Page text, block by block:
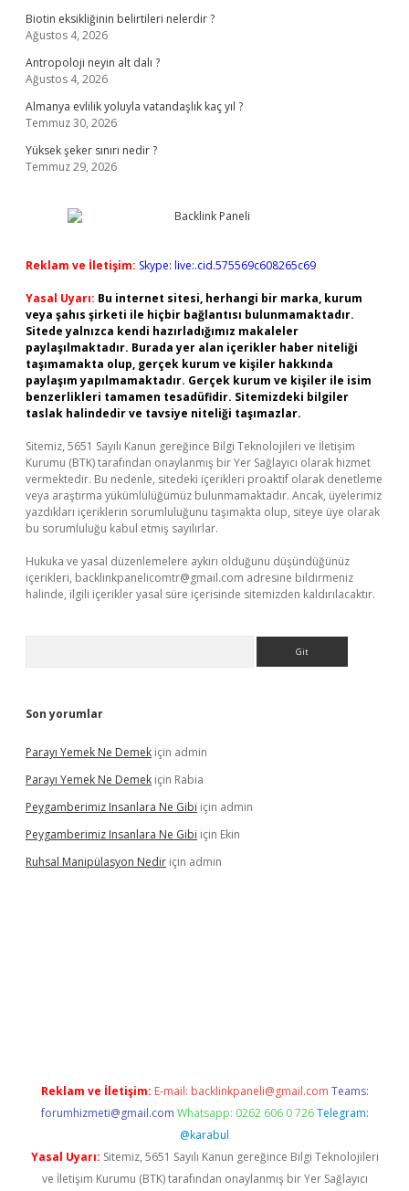
Biotin eksikliğinin belirtileri nelerdir ?
Ağustos 4, 2026
Antropoloji neyin alt dalı ?
Ağustos 4, 2026
Almanya evlilik yoluyla vatandaşlık kaç yıl ?
Temmuz 30, 2026
Yüksek şeker sınırı nedir ?
Temmuz 29, 2026
Reklam ve İletişim: Skype: live:.cid.575569c608265c69
Yasal Uyarı: Bu internet sitesi, herhangi bir marka, kurum
veya şahıs şirketi ile hiçbir bağlantısı bulunmamaktadır.
Sitede yalnızca kendi hazırladığımız makaleler
paylaşılmaktadır. Burada yer alan içerikler haber niteliği
taşımamakta olup, gerçek kurum ve kişiler hakkında
paylaşım yapılmamaktadır. Gerçek kurum ve kişiler ile isim
benzerlikleri tamamen tesadüfidir. Sitemizdeki bilgiler
taslak halindedir ve tavsiye niteliği taşımazlar.
Sitemiz, 5651 Sayılı Kanun gereğince Bilgi Teknolojileri ve İletişim
Kurumu (BTK) tarafından onaylanmış bir Yer Sağlayıcı olarak hizmet
vermektedir. Bu nedenle, sitedeki içerikleri proaktif olarak denetleme
veya araştırma yükümlülüğümüz bulunmamaktadır. Ancak, üyelerimiz
yazdıkları içeriklerin sorumluluğunu taşımakta olup, siteye üye olarak
bu sorumluluğu kabul etmiş sayılırlar.
Hukuka ve yasal düzenlemelere aykırı olduğunu düşündüğünüz
içerikleri, backlinkpanelicomtr@gmail.com adresine bildirmeniz
halinde, ilgili içerikler yasal süre içerisinde sitemizden kaldırılacaktır.
Son yorumlar
Parayı Yemek Ne Demek için admin
Parayı Yemek Ne Demek için Rabia
Peygamberimiz Insanlara Ne Gibi için admin
Peygamberimiz Insanlara Ne Gibi için Ekin
Ruhsal Manipülasyon Nedir için admin
Reklam ve İletişim: E-mail: backlinkpaneli@gmail.com Teams:
forumhizmeti@gmail.com Whatsapp: 0262 606 0 726 Telegram:
@karabul
Yasal Uyarı: Sitemiz, 5651 Sayılı Kanun gereğince Bilgi Teknolojileri
ve İletişim Kurumu (BTK) tarafından onaylanmış bir Yer Sağlayıcı